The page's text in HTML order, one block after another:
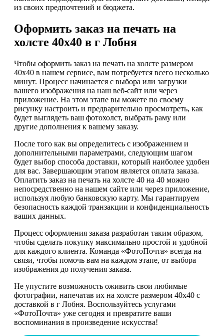
из своих предпочтений и бюджета.
Оформить заказ на печать на
холсте 40х40 в г Лобня
Чтобы оформить заказ на печать на холсте размером
40х40 в нашем сервисе, вам потребуется всего несколько
минут. Процесс начинается с выбора или загрузки
вашего изображения на наш веб-сайт или через
приложение. На этом этапе вы можете по своему
рисунку настроить и предварительно просмотреть, как
будет выглядеть ваш фотохолст, выбрать раму или
другие дополнения к вашему заказу.
После того как вы определитесь с изображением и
дополнительными параметрами, следующим шагом
будет выбор способа доставки, который наиболее удобен
для вас. Завершающим этапом является оплата заказа.
Оплатить заказ на печать на холсте 40 на 40 можно
непосредственно на нашем сайте или через приложение,
используя любую банковскую карту. Мы гарантируем
безопасность каждой транзакции и конфиденциальность
ваших данных.
Процесс оформления заказа разработан таким образом,
чтобы сделать покупку максимально простой и удобной
для каждого клиента. Команда «ФотоПочта» всегда на
связи, чтобы помочь вам на каждом этапе, от выбора
изображения до получения заказа.
Не упустите возможность оживить свои любимые
фотографии, напечатав их на холсте размером 40х40 с
доставкой в г Лобня. Воспользуйтесь услугами
«ФотоПочта» уже сегодня и превратите ваши
воспоминания в произведение искусства!